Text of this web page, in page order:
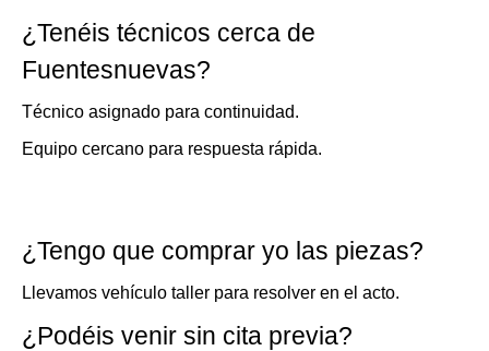
¿Tenéis técnicos cerca de
Fuentesnuevas?
Técnico asignado para continuidad.
Equipo cercano para respuesta rápida.
¿Tengo que comprar yo las piezas?
Llevamos vehículo taller para resolver en el acto.
¿Podéis venir sin cita previa?